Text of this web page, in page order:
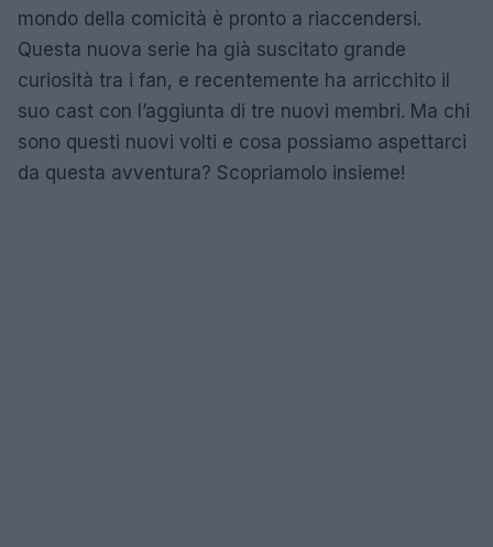
mondo della comicità è pronto a riaccendersi.
Questa nuova serie ha già suscitato grande
curiosità tra i fan, e recentemente ha arricchito il
suo cast con l’aggiunta di tre nuovi membri. Ma chi
sono questi nuovi volti e cosa possiamo aspettarci
da questa avventura? Scopriamolo insieme!